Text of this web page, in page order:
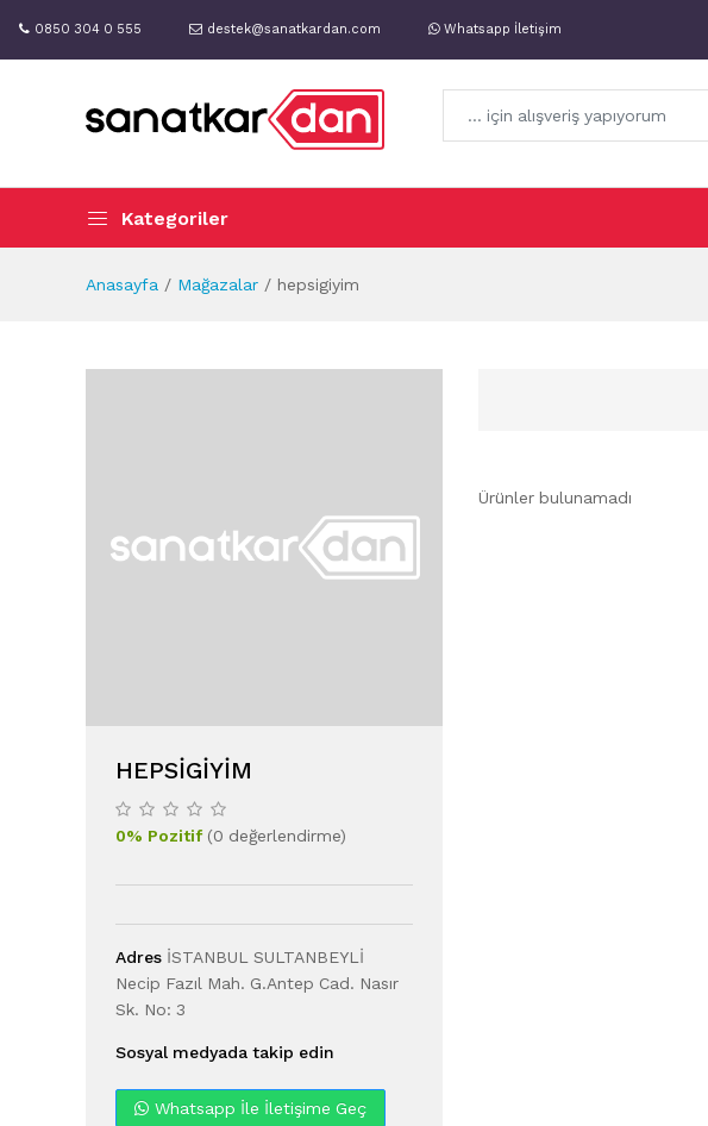
0850 304 0 555 destek@sanatkardan.com Whatsapp İletişim
Kategoriler
Anasayfa Mağazalar hepsigiyim
HEPSIGIYIM
0% Pozitif(0 değerlendirme)
Adres İSTANBUL SULTANBEYLİ
Necip Fazıl Mah. G.Antep Cad. Nasır
Sk. No: 3
Sosyal medyada takip edin
Whatsapp İle İletişime Geç
Ürünler bulunamadı